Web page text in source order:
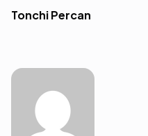
Tonchi Percan